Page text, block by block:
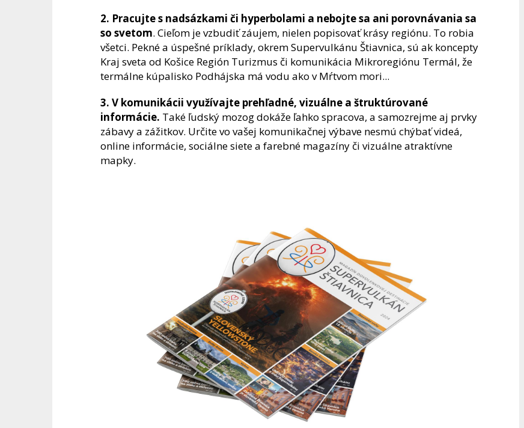
2. Pracujte s nadsázkami či hyperbolami a nebojte sa ani porovnávania sa
so svetom. Cieľom je vzbudiť záujem, nielen popisovať krásy regiónu. To robia
všetci. Pekné a úspešné príklady, okrem Supervulkánu Štiavnica, sú ak koncepty
Kraj sveta od Košice Región Turizmus či komunikácia Mikroregiónu Termál, že
termálne kúpalisko Podhájska má vodu ako v Mŕtvom mori...
3. V komunikácii využívajte prehľadné, vizuálne a štruktúrované
informácie. Také ľudský mozog dokáže ľahko spracova, a samozrejme aj prvky
zábavy a zážitkov. Určite vo vašej komunikačnej výbave nesmú chýbať videá,
online informácie, sociálne siete a farebné magazíny či vizuálne atraktívne
mapky.